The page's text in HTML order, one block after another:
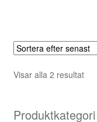
Visar alla 2 resultat
Produktkategori